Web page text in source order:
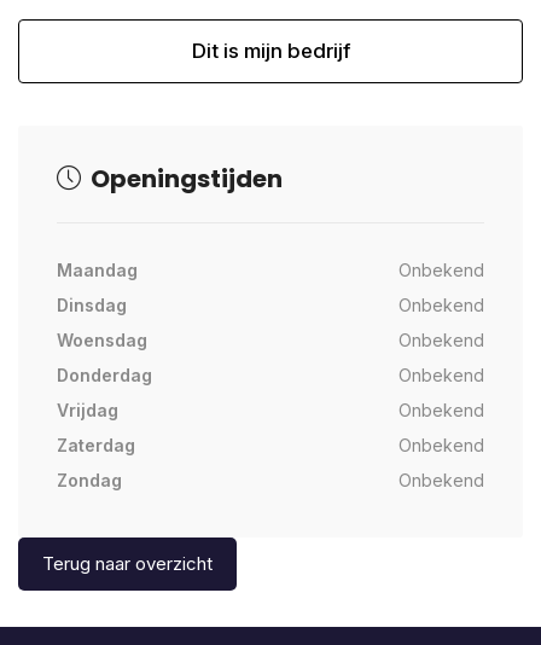
Dit is mijn bedrijf
Openingstijden
Maandag
Onbekend
Dinsdag
Onbekend
Woensdag
Onbekend
Donderdag
Onbekend
Vrijdag
Onbekend
Zaterdag
Onbekend
Zondag
Onbekend
Terug naar overzicht